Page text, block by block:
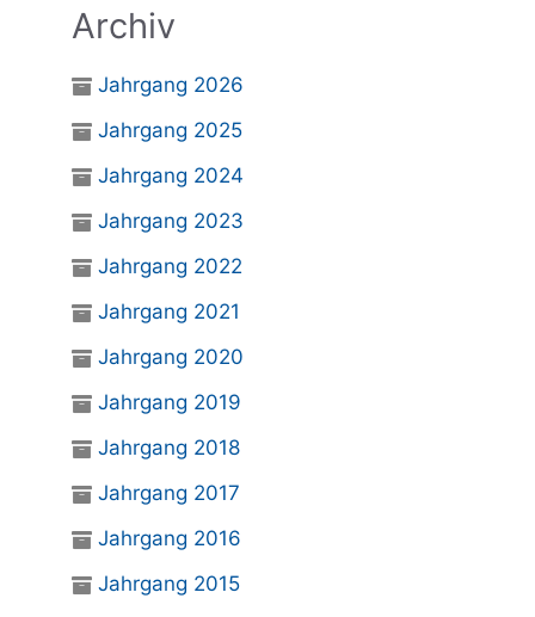
Archiv
Jahrgang 2026
Jahrgang 2025
Jahrgang 2024
Jahrgang 2023
Jahrgang 2022
Jahrgang 2021
Jahrgang 2020
Jahrgang 2019
Jahrgang 2018
Jahrgang 2017
Jahrgang 2016
Jahrgang 2015